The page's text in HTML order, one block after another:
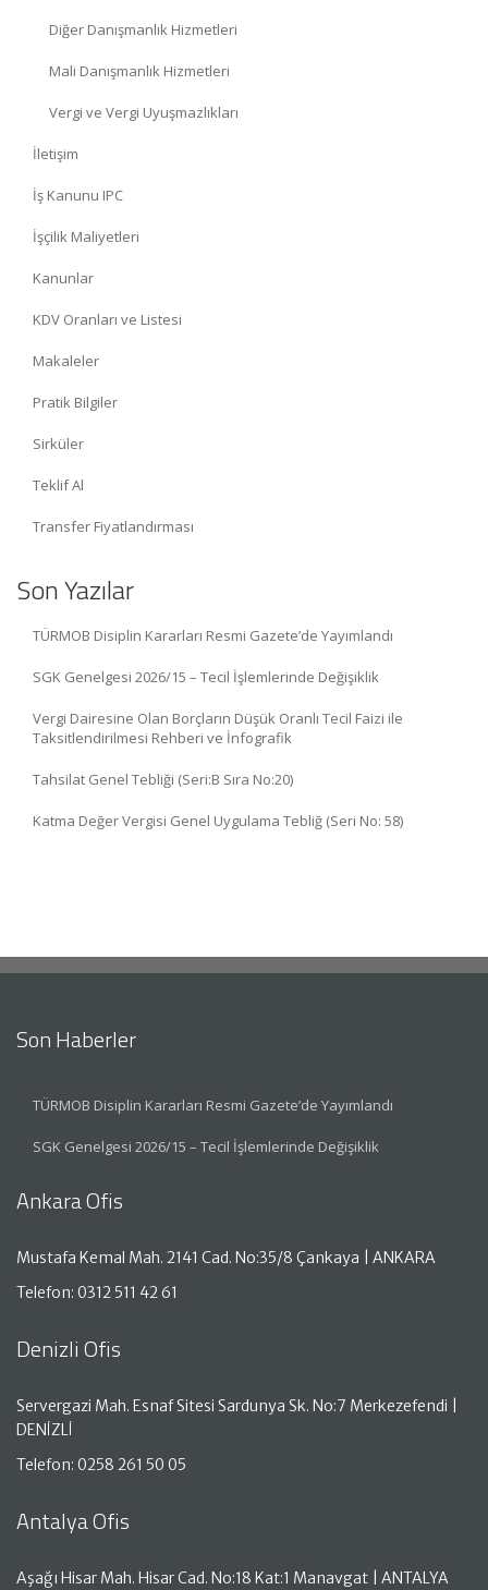
Diğer Danışmanlık Hizmetleri
Mali Danışmanlık Hizmetleri
Vergi ve Vergi Uyuşmazlıkları
İletişim
İş Kanunu IPC
İşçilik Maliyetleri
Kanunlar
KDV Oranları ve Listesi
Makaleler
Pratik Bilgiler
Sirküler
Teklif Al
Transfer Fiyatlandırması
Son Yazılar
TÜRMOB Disiplin Kararları Resmi Gazete’de Yayımlandı
SGK Genelgesi 2026/15 – Tecil İşlemlerinde Değişiklik
Vergi Dairesine Olan Borçların Düşük Oranlı Tecil Faizi ile
Taksitlendirilmesi Rehberi ve İnfografik
Tahsilat Genel Tebliği (Seri:B Sıra No:20)
Katma Değer Vergisi Genel Uygulama Tebliğ (Seri No: 58)
Son Haberler
TÜRMOB Disiplin Kararları Resmi Gazete’de Yayımlandı
SGK Genelgesi 2026/15 – Tecil İşlemlerinde Değişiklik
Ankara Ofis
Mustafa Kemal Mah. 2141 Cad. No:35/8 Çankaya | ANKARA
Telefon: 0312 511 42 61
Denizli Ofis
Servergazi Mah. Esnaf Sitesi Sardunya Sk. No:7 Merkezefendi |
DENİZLİ
Telefon: 0258 261 50 05
Antalya Ofis
Aşağı Hisar Mah. Hisar Cad. No:18 Kat:1 Manavgat | ANTALYA